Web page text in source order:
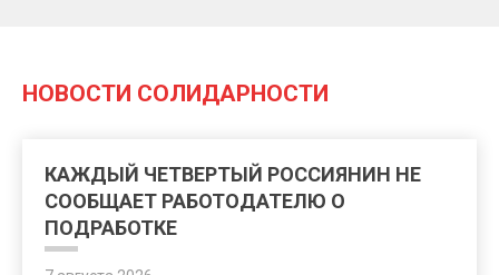
НОВОСТИ СОЛИДАРНОСТИ
КАЖДЫЙ ЧЕТВЕРТЫЙ РОССИЯНИН НЕ
СООБЩАЕТ РАБОТОДАТЕЛЮ О
ПОДРАБОТКЕ